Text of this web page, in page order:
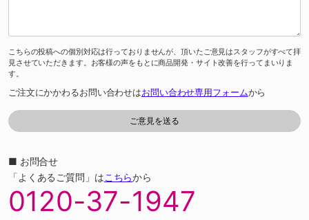
こちらの投稿への個別対応は行っておりませんが、頂いたご意見はスタッフがすべて拝
見させていただきます。お客様の声をもとに商品開発・サイト改善を行ってまいりま
す。
ご注文にかかわるお問い合わせはお問い合わせ専用フォームから
■ お問合せ
「よくあるご質問」はこちらから
0120-37-1947